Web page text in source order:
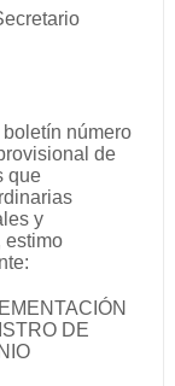
número
de
que
y
estimo
DE